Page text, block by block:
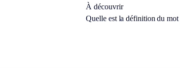
À découvrir
Quelle est la définition du mot